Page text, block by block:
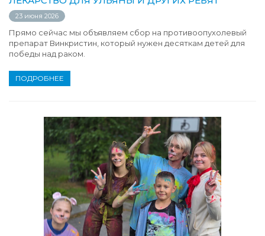
23 июня 2026
Прямо сейчас мы объявляем сбор на противоопухолевый
препарат Винкристин, который нужен десяткам детей для
победы над раком.
ПОДРОБНЕЕ